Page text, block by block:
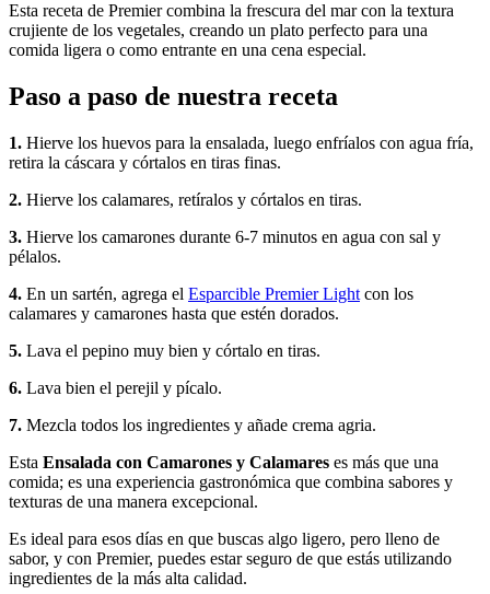
Esta receta de Premier combina la frescura del mar con la textura
crujiente de los vegetales, creando un plato perfecto para una
comida ligera o como entrante en una cena especial.
Paso a paso de nuestra receta
1. Hierve los huevos para la ensalada, luego enfríalos con agua fría,
retira la cáscara y córtalos en tiras finas.
2. Hierve los calamares, retíralos y córtalos en tiras.
3. Hierve los camarones durante 6-7 minutos en agua con sal y
pélalos.
4. En un sartén, agrega el Esparcible Premier Light con los
calamares y camarones hasta que estén dorados.
5. Lava el pepino muy bien y córtalo en tiras.
6. Lava bien el perejil y pícalo.
7. Mezcla todos los ingredientes y añade crema agria.
Esta Ensalada con Camarones y Calamares es más que una
comida; es una experiencia gastronómica que combina sabores y
texturas de una manera excepcional.
Es ideal para esos días en que buscas algo ligero, pero lleno de
sabor, y con Premier, puedes estar seguro de que estás utilizando
ingredientes de la más alta calidad.